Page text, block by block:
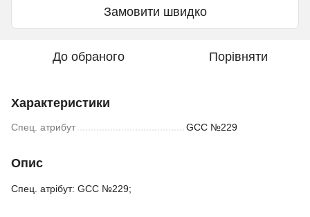
Замовити швидко
До обраного Порівняти
Характеристики
Спец. атрибут GCC №229
Опис
Спец. атрібут: GCC №229;